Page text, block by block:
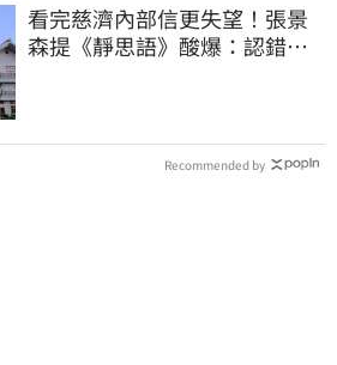
看完慈濟內部信更失望！張景
森提《靜思語》酸爆：認錯有
Recommended by